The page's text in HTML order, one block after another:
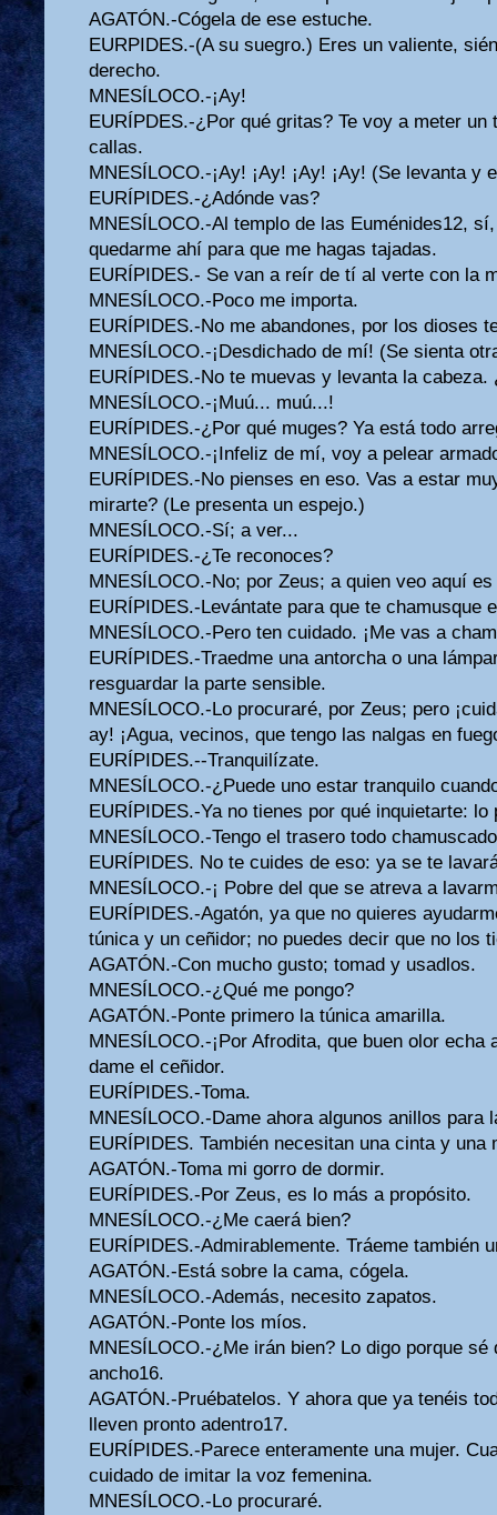
AGATÓN.-Cógela de ese estuche.
EURPIDES.-(A su suegro.) Eres un valiente,
derecho.
MNESÍLOCO.-¡Ay!
EURÍPDES.-¿Por qué gritas? Te voy a meter un
callas.
MNESÍLOCO.-¡Ay! ¡Ay! ¡Ay! ¡Ay! (Se levanta y
EURÍPIDES.-¿Adónde vas?
MNESÍLOCO.-Al templo de las Euménides12,
quedarme ahí para que me hagas tajadas.
EURÍPIDES.- Se van a reír de tí al verte con la
MNESÍLOCO.-Poco me importa.
EURÍPIDES.-No me abandones, por los dioses
MNESÍLOCO.-¡Desdichado de mí! (Se sienta
EURÍPIDES.-No te muevas y levanta la cabeza.
MNESÍLOCO.-¡Muú... muú...!
EURÍPIDES.-¿Por qué muges? Ya está todo
MNESÍLOCO.-¡Infeliz de mí, voy a pelear
EURÍPIDES.-No pienses en eso. Vas a estar
mirarte? (Le presenta un espejo.)
MNESÍLOCO.-Sí; a ver...
EURÍPIDES.-¿Te reconoces?
MNESÍLOCO.-No; por Zeus; a quien veo aquí
EURÍPIDES.-Levántate para que te chamusque
MNESÍLOCO.-Pero ten cuidado. ¡Me vas a
EURÍPIDES.-Traedme una antorcha o una
resguardar la parte sensible.
MNESÍLOCO.-Lo procuraré, por Zeus; pero
ay! ¡Agua, vecinos, que tengo las nalgas en
EURÍPIDES.--Tranquilízate.
MNESÍLOCO.-¿Puede uno estar tranquilo
EURÍPIDES.-Ya no tienes por qué inquietarte: lo
MNESÍLOCO.-Tengo el trasero todo
EURÍPIDES. No te cuides de eso: ya se te
MNESÍLOCO.-¡ Pobre del que se atreva a
EURÍPIDES.-Agatón, ya que no quieres
túnica y un ceñidor; no puedes decir que no los
AGATÓN.-Con mucho gusto; tomad y usadlos.
MNESÍLOCO.-¿Qué me pongo?
AGATÓN.-Ponte primero la túnica amarilla.
MNESÍLOCO.-¡Por Afrodita, que buen olor echa
dame el ceñidor.
EURÍPIDES.-Toma.
MNESÍLOCO.-Dame ahora algunos anillos para
EURÍPIDES. También necesitan una cinta y una
AGATÓN.-Toma mi gorro de dormir.
EURÍPIDES.-Por Zeus, es lo más a propósito.
MNESÍLOCO.-¿Me caerá bien?
EURÍPIDES.-Admirablemente. Tráeme también
AGATÓN.-Está sobre la cama, cógela.
MNESÍLOCO.-Además, necesito zapatos.
AGATÓN.-Ponte los míos.
MNESÍLOCO.-¿Me irán bien? Lo digo porque
ancho16.
AGATÓN.-Pruébatelos. Y ahora que ya tenéis
lleven pronto adentro17.
EURÍPIDES.-Parece enteramente una mujer.
cuidado de imitar la voz femenina.
MNESÍLOCO.-Lo procuraré.